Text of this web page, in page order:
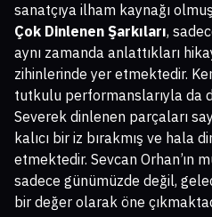
sanatçıya ilham kaynağı
Çok Dinlenen Şarkıları,
aynı zamanda anlattıkları
zihinlerinde yer etmektedir.
tutkulu performanslarıyla da
Severek dinlenen parçaları
kalıcı bir iz bırakmış ve hala
etmektedir. Sevcan Orhan’ın
sadece günümüzde değil,
bir değer olarak öne